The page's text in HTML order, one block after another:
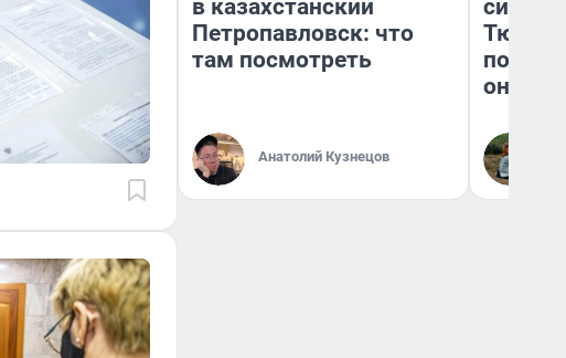
в казахстанский
Петропавловск: что
там посмотреть
Анатолий Кузнецов
они